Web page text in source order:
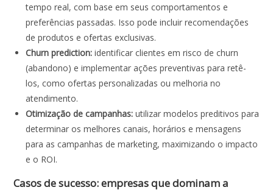
tempo real, com base em seus comportamentos e
preferências passadas. Isso pode incluir recomendações
de produtos e ofertas exclusivas.
Churn prediction: identificar clientes em risco de churn
(abandono) e implementar ações preventivas para retê-
los, como ofertas personalizadas ou melhoria no
atendimento.
Otimização de campanhas: utilizar modelos preditivos para
determinar os melhores canais, horários e mensagens
para as campanhas de marketing, maximizando o impacto
e o ROI.
Casos de sucesso: empresas que dominam a